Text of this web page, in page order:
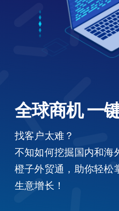
全球商机 一
找客户太难？
不知如何挖掘国内和海
橙子外贸通，助你轻松
生意增长！